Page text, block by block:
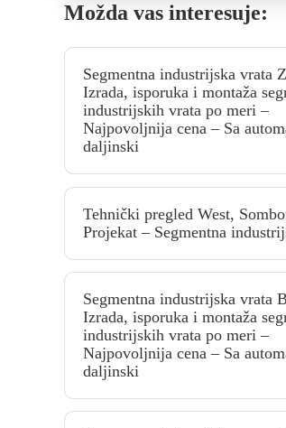
Možda vas interesuje:
Segmentna industrijska vrata
Izrada, isporuka i montaža
industrijskih vrata po meri –
Najpovoljnija cena – Sa
daljinski
Tehnički pregled West,
Projekat – Segmentna
Segmentna industrijska vrata
Izrada, isporuka i montaža
industrijskih vrata po meri –
Najpovoljnija cena – Sa
daljinski